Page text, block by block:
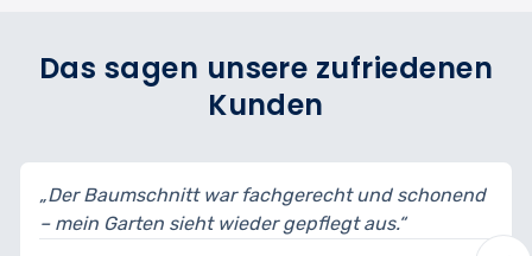
Das sagen unsere zufriedenen
Kunden
war fachgerecht und schonend
wieder gepflegt aus.“
„Schnittformen
bin begeistert vom